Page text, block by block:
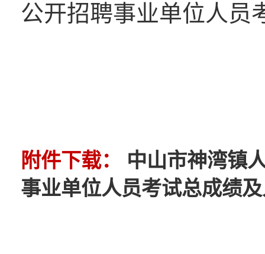
公开招聘事业单位人员
附件下载： 中山市神湾镇
事业单位人员考试总成绩